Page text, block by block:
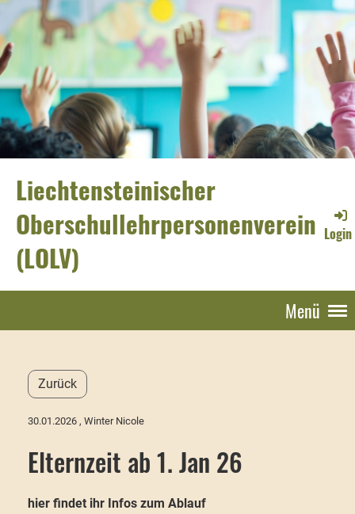
Liechtensteinischer
Oberschullehrpersonenverein
(LOLV)
Login
Menü
Zurück
30.01.2026 , Winter Nicole
Elternzeit ab 1. Jan 26
hier findet ihr Infos zum Ablauf